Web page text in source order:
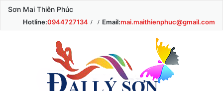
Sơn Mai Thiên Phúc
Hotline:0944727134 Email:mai.maithienphuc@gmail.com